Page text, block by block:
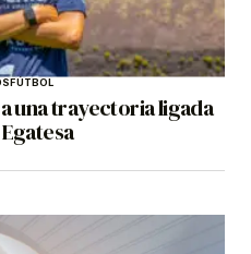
FÚTBOL
una trayectoria ligada